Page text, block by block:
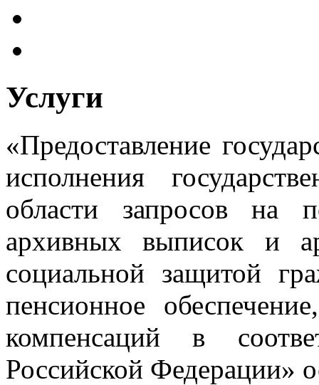
Услуги
«Предоставление
исполнения
области запросов на
архивных выписок и
социальной защитой
пенсионное
компенсаций в
Российской Федерации»